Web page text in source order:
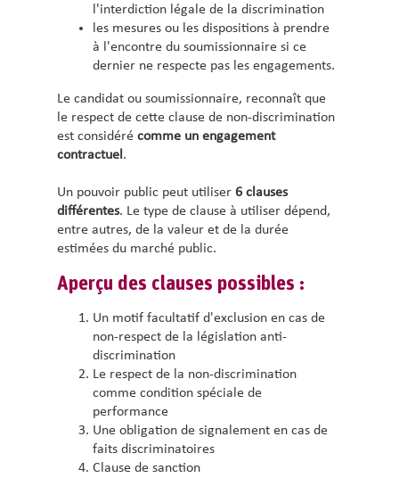
l'interdiction légale de la discrimination
les mesures ou les dispositions à prendre
à l'encontre du soumissionnaire si ce
dernier ne respecte pas les engagements.
Le candidat ou soumissionnaire, reconnaît que
le respect de cette clause de non-discrimination
est considéré comme un engagement
contractuel .
Un pouvoir public peut utiliser 6 clauses
différentes. Le type de clause à utiliser dépend,
entre autres, de la valeur et de la durée
estimées du marché public.
Aperçu des clauses possibles :
Un motif facultatif d'exclusion en cas de
non-respect de la législation anti-
discrimination
Le respect de la non-discrimination
comme condition spéciale de
performance
Une obligation de signalement en cas de
faits discriminatoires
Clause de sanction